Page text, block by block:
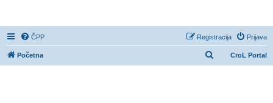
ČPP Prijava
Registracija
CroL Portal
Početna